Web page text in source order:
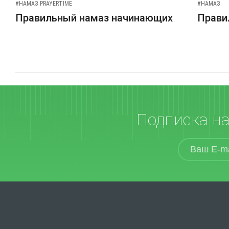
#НАМАЗ PRAYERTIME
Правильный намаз начинающих
#НАМАЗ
Подписка